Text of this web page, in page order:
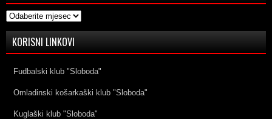
Arhive
KORISNI LINKOVI
Fudbalski klub "Sloboda"
Omladinski košarkaški klub "Sloboda"
Kuglaški klub "Sloboda"